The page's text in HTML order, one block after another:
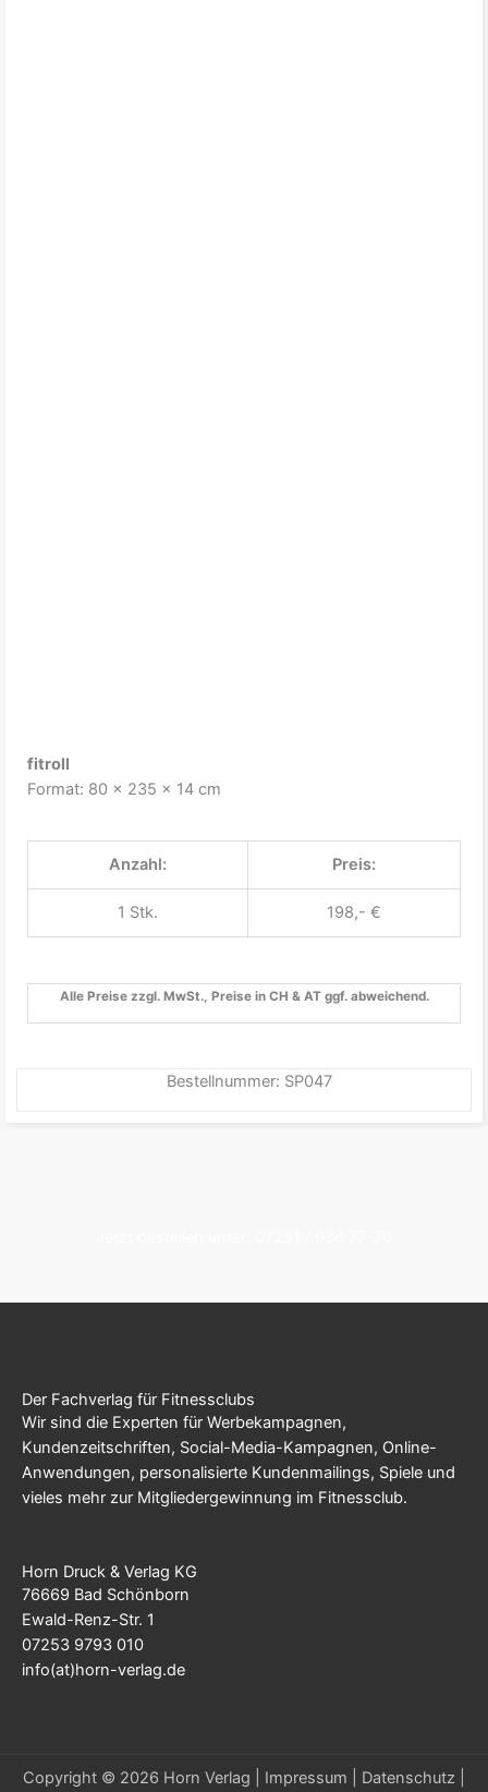
fitroll
Format: 80 x 235 x 14 cm
Anzahl: Preis:
1 Stk. 198,- €
Alle Preise zzgl. MwSt., Preise in CH & AT ggf. abweichend.
Bestellnummer: SP047
Der Fachverlag für Fitnessclubs
Wir sind die Experten für Werbekampagnen,
Kundenzeitschriften, Social-Media-Kampagnen, Online-
Anwendungen, personalisierte Kundenmailings, Spiele und
vieles mehr zur Mitgliedergewinnung im Fitnessclub.
Horn Druck & Verlag KG
76669 Bad Schönborn
Ewald-Renz-Str. 1
07253 9793 010
info(at)horn-verlag.de
Copyright © 2026 Horn Verlag | Impressum Datenschutz